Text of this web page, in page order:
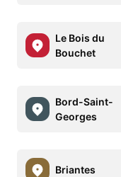
Le Bois du
Bouchet
Bord-Saint-
Georges
Briantes